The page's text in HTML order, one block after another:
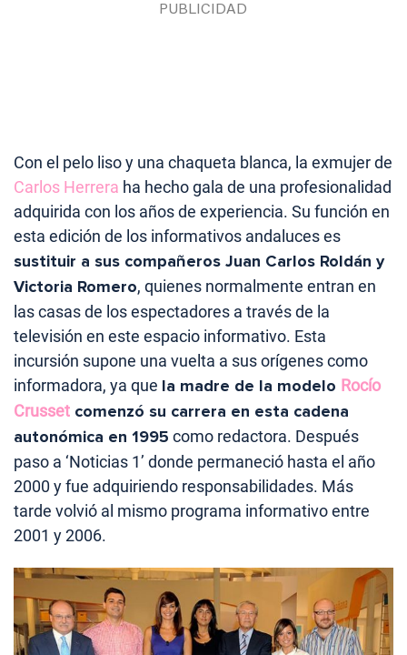
Con el pelo liso y una chaqueta blanca, la exmujer de
Carlos Herrera ha hecho gala de una profesionalidad
adquirida con los años de experiencia. Su función en
esta edición de los informativos andaluces es
sustituir a sus compañeros Juan Carlos Roldán y
Victoria Romero, quienes normalmente entran en
las casas de los espectadores a través de la
televisión en este espacio informativo. Esta
incursión supone una vuelta a sus orígenes como
informadora, ya que la madre de la modelo Rocío
Crusset comenzó su carrera en esta cadena
autonómica en 1995 como redactora. Después
paso a ‘Noticias 1’ donde permaneció hasta el año
2000 y fue adquiriendo responsabilidades. Más
tarde volvió al mismo programa informativo entre
2001 y 2006.